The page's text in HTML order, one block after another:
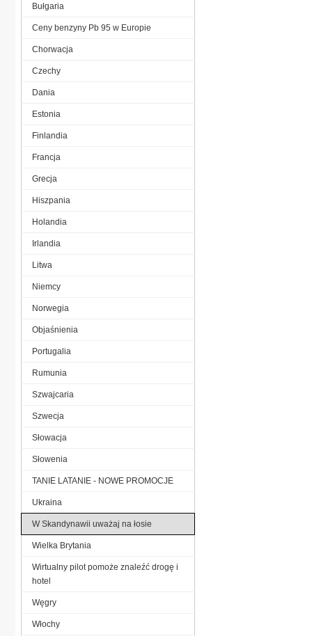
Bułgaria
Ceny benzyny Pb 95 w Europie
Chorwacja
Czechy
Dania
Estonia
Finlandia
Francja
Grecja
Hiszpania
Holandia
Irlandia
Litwa
Niemcy
Norwegia
Objaśnienia
Portugalia
Rumunia
Szwajcaria
Szwecja
Słowacja
Słowenia
TANIE LATANIE - NOWE PROMOCJE
Ukraina
W Skandynawii uważaj na łosie
Wielka Brytania
Wirtualny pilot pomoże znaleźć drogę i
hotel
Węgry
Włochy